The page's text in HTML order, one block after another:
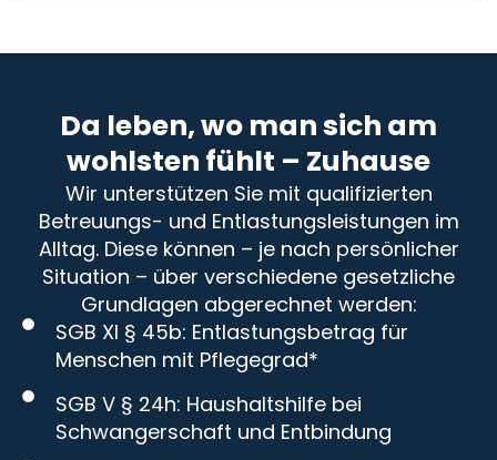
Da leben, wo man sich am
wohlsten fühlt – Zuhause
Wir unterstützen Sie mit qualifizierten
Betreuungs- und Entlastungsleistungen im
Alltag. Diese können – je nach persönlicher
Situation – über verschiedene gesetzliche
Grundlagen abgerechnet werden:
SGB XI § 45b: Entlastungsbetrag für
Menschen mit Pflegegrad*
SGB V § 24h: Haushaltshilfe bei
Schwangerschaft und Entbindung